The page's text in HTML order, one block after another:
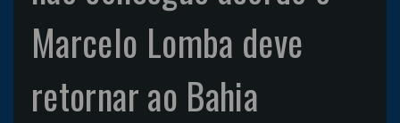
Marcelo Lomba deve
retornar ao Bahia